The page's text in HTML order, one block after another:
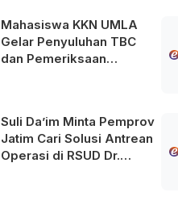
Mahasiswa KKN UMLA
Gelar Penyuluhan TBC
dan Pemeriksaan
Suli Da’im Minta Pemprov
Jatim Cari Solusi Antrean
Operasi di RSUD Dr.